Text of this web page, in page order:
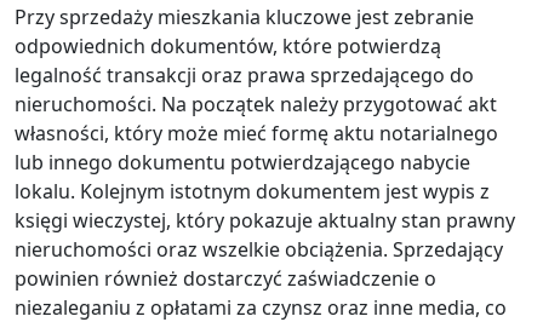
Przy sprzedaży mieszkania kluczowe jest zebranie
odpowiednich dokumentów, które potwierdzą
legalność transakcji oraz prawa sprzedającego do
nieruchomości. Na początek należy przygotować akt
własności, który może mieć formę aktu notarialnego
lub innego dokumentu potwierdzającego nabycie
lokalu. Kolejnym istotnym dokumentem jest wypis z
księgi wieczystej, który pokazuje aktualny stan prawny
nieruchomości oraz wszelkie obciążenia. Sprzedający
powinien również dostarczyć zaświadczenie o
niezaleganiu z opłatami za czynsz oraz inne media, co